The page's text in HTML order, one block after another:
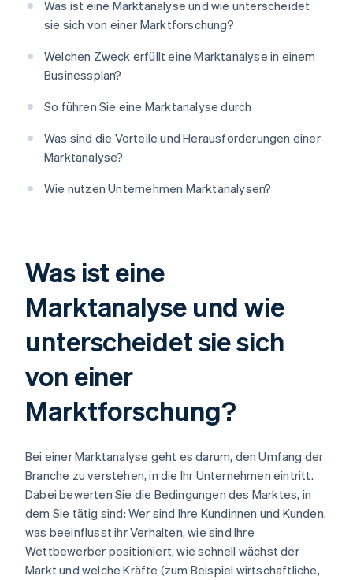
Was ist eine Marktanalyse und wie unterscheidet
sie sich von einer Marktforschung?
Welchen Zweck erfüllt eine Marktanalyse in einem
Businessplan?
So führen Sie eine Marktanalyse durch
Was sind die Vorteile und Herausforderungen einer
Marktanalyse?
Wie nutzen Unternehmen Marktanalysen?
Was ist eine
Marktanalyse und wie
unterscheidet sie sich
von einer
Marktforschung?
Bei einer Marktanalyse geht es darum, den Umfang der
Branche zu verstehen, in die Ihr Unternehmen eintritt.
Dabei bewerten Sie die Bedingungen des Marktes, in
dem Sie tätig sind: Wer sind Ihre Kundinnen und Kunden,
was beeinflusst ihr Verhalten, wie sind Ihre
Wettbewerber positioniert, wie schnell wächst der
Markt und welche Kräfte (zum Beispiel wirtschaftliche,